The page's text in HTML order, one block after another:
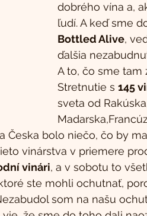
dobrého vína a,
ľudí. A keď sme
Bottled Alive,
ďalšia
A to, čo sme tam
Stretnutie s 145
sveta od
Česka bolo niečo, čo by
vinárstva v priemere
vinári, a v sobotu to
ste mohli ochutnať,
som na našu